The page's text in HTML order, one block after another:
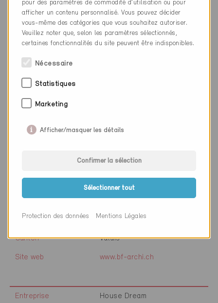
www.planea.ch
Entreprise
Site web www.villartb.ch
NPA 1895
Lieu Vionnaz
Canton Valais
Site web www.bf-archi.ch
Entreprise House Dream
pour des paramètres de commodité d’utilisation ou pour
afficher un contenu personnalisé. Vous pouvez décider
vous-même des catégories que vous souhaitez autoriser.
Veuillez noter que, selon les paramètres sélectionnés,
certaines fonctionnalités du site peuvent être indisponibles.
Nécessaire
Statistiques
Marketing
Afficher/masquer les détails
Confirmer la sélection
Sélectionner tout
Protection des données Mentions Légales